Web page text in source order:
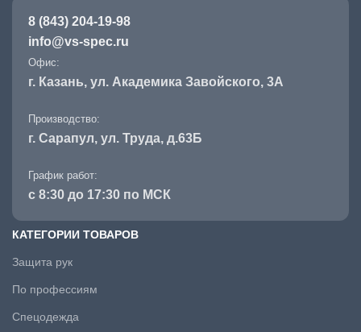
КАТЕГОРИИ ТОВАРОВ
Защита рук
По профессиям
Спецодежда
8 (843) 204-19-98
info@vs-spec.ru
Офис:
г. Казань, ул. Академика Завойского, 3А
Производство:
г. Сарапул, ул. Труда, д.63Б
График работ:
с 8:30 до 17:30 по МСК